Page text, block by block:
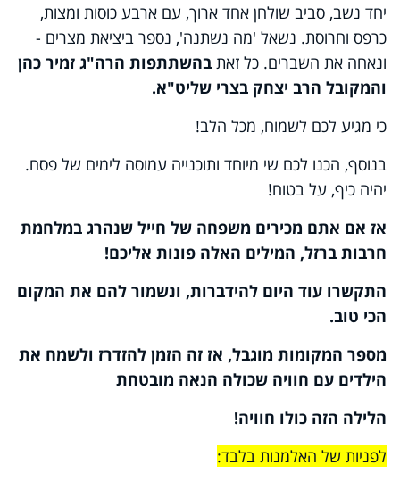
יחד נשב, סביב שולחן אחד ארוך, עם ארבע כוסות ומצות,
כרפס וחרוסת. נשאל 'מה נשתנה', נספר ביציאת מצרים -
ונאחה את השברים. כל זאת בהשתתפות הרה"ג זמיר כהן
והמקובל הרב יצחק בצרי שליט"א.
כי מגיע לכם לשמוח, מכל הלב!
בנוסף, הכנו לכם שי מיוחד ותוכנייה עמוסה לימים של פסח.
יהיה כיף, על בטוח!
אז אם אתם מכירים משפחה של חייל שנהרג במלחמת
חרבות ברזל, המילים האלה פונות אליכם!
התקשרו עוד היום להידברות, ונשמור להם את המקום
הכי טוב.
מספר המקומות מוגבל, אז זה הזמן להזדרז ולשמח את
הילדים עם חוויה שכולה הנאה מובטחת
הלילה הזה כולו חוויה!
לפניות של האלמנות בלבד: